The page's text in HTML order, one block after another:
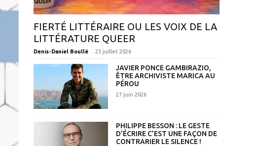
FIERTÉ LITTÉRAIRE OU LES VOIX DE LA
LITTÉRATURE QUEER
Denis-Daniel Boullé - 23 juillet 2026
JAVIER PONCE GAMBIRAZIO,
ÊTRE ARCHIVISTE MARICA AU
PÉROU
27 juin 2026
PHILIPPE BESSON : LE GESTE
D’ÉCRIRE C’EST UNE FAÇON DE
CONTRARIER LE SILENCE !